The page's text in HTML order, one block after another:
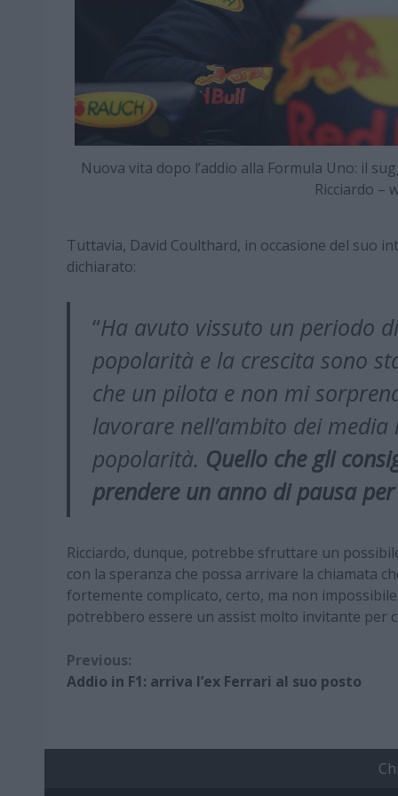
Nuova vita dopo l’addio alla Formula Uno: il
Ricciardo –
Tuttavia, David Coulthard, in occasione del suo
dichiarato:
“Ha avuto vissuto un periodo
popolarità e la crescita sono
che un pilota e non mi
lavorare nell’ambito dei
popolarità. Quello che gli
prendere un anno di pausa
Ricciardo, dunque, potrebbe sfruttare un
con la speranza che possa arrivare la chiamata
fortemente complicato, certo, ma non
potrebbero essere un assist molto invitante per
Continue
Previous:
Addio in F1: arriva l’ex Ferrari al suo posto